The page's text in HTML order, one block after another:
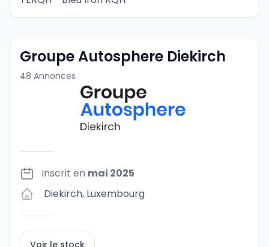
Groupe Autosphere Diekirch
48 Annonces
Inscrit en mai 2025
Diekirch, Luxembourg
Voir le stock